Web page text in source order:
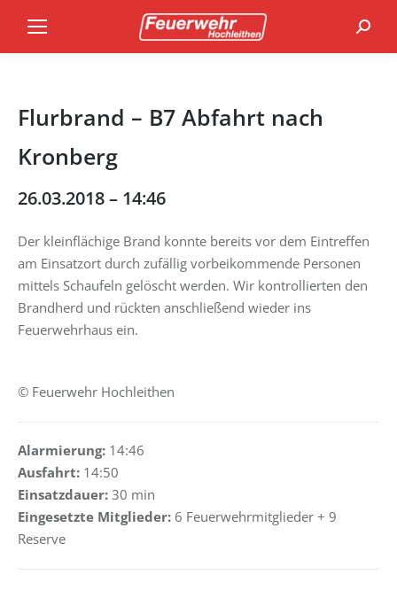
Flurbrand – B7 Abfahrt nach
Kronberg
26.03.2018 – 14:46
Der kleinflächige Brand konnte bereits vor dem Eintreffen
am Einsatzort durch zufällig vorbeikommende Personen
mittels Schaufeln gelöscht werden. Wir kontrollierten den
Brandherd und rückten anschließend wieder ins
Feuerwehrhaus ein.
© Feuerwehr Hochleithen
Alarmierung: 14:46
Ausfahrt: 14:50
Einsatzdauer: 30 min
Eingesetzte Mitglieder: 6 Feuerwehrmitglieder + 9
Reserve